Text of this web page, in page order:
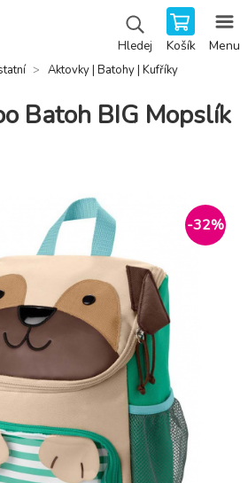
Hledej Košík Menu
Aktovky | Batohy | Kufříky
Batoh BIG Mopslík
-32%